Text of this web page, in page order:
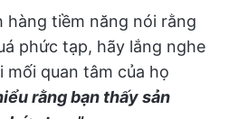
hàng tiềm năng nói rằng
phức tạp, hãy lắng nghe
mối quan tâm của họ
rằng bạn thấy sản